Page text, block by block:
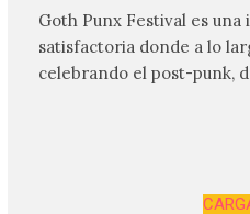
Goth Punx Festival es
satisfactoria donde a lo
celebrando el post-punk,